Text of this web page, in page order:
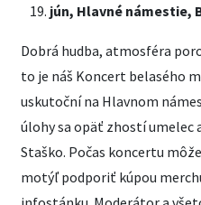
jún, Hlavné námestie,
Dobrá hudba, atmosféra
to je náš Koncert belasého
uskutoční na Hlavnom
úlohy sa opäť zhostí umelec
Staško. Počas koncertu
motýľ podporiť kúpou